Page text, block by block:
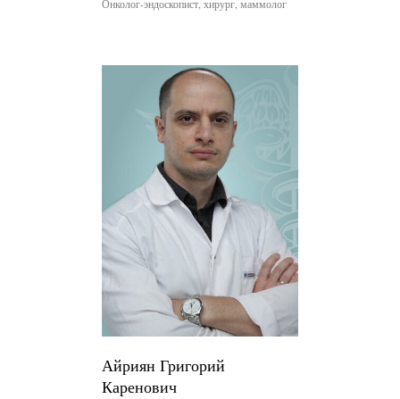
Онколог-эндоскопист, хирург, маммолог
Айриян Григорий
Каренович